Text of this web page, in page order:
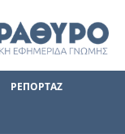
ΡΕΠΟΡΤΑΖ